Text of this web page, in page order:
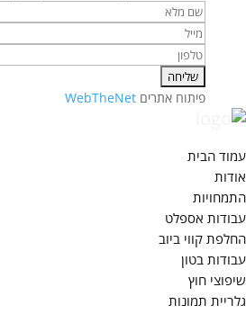
פיתוח אתרים WebTheNet
עמוד הבית
אודות
התמחויות
עבודות אספלט
החלפת קווי ביוב
עבודות בטון
שיפוצי חוץ
גלריית תמונות